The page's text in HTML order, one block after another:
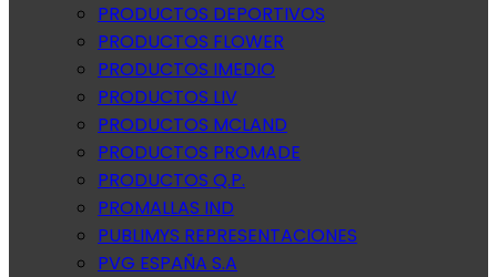
PRODUCTOS DEPORTIVOS
PRODUCTOS FLOWER
PRODUCTOS IMEDIO
PRODUCTOS LIV
PRODUCTOS MCLAND
PRODUCTOS PROMADE
PRODUCTOS Q.P.
PROMALLAS IND
PUBLIMYS REPRESENTACIONES
PVG ESPAÑA S.A